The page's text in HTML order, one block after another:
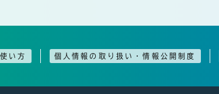
い方 個人情報の取り扱い・情報公開制度